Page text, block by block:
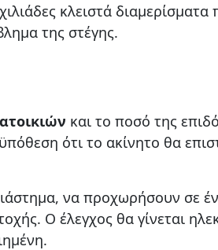
κλειστά
της στέγης.
και το ποσό της
ότι το ακίνητο θα
να προχωρήσουν σε
Ο έλεγχος θα γίνεται